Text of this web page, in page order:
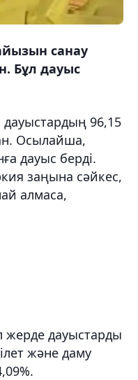
санау
Бұл дауыс
дауыстардың 96,15
Осылайша,
дауыс берді.
заңына сәйкес,
алмаса,
жерде дауыстарды
және даму